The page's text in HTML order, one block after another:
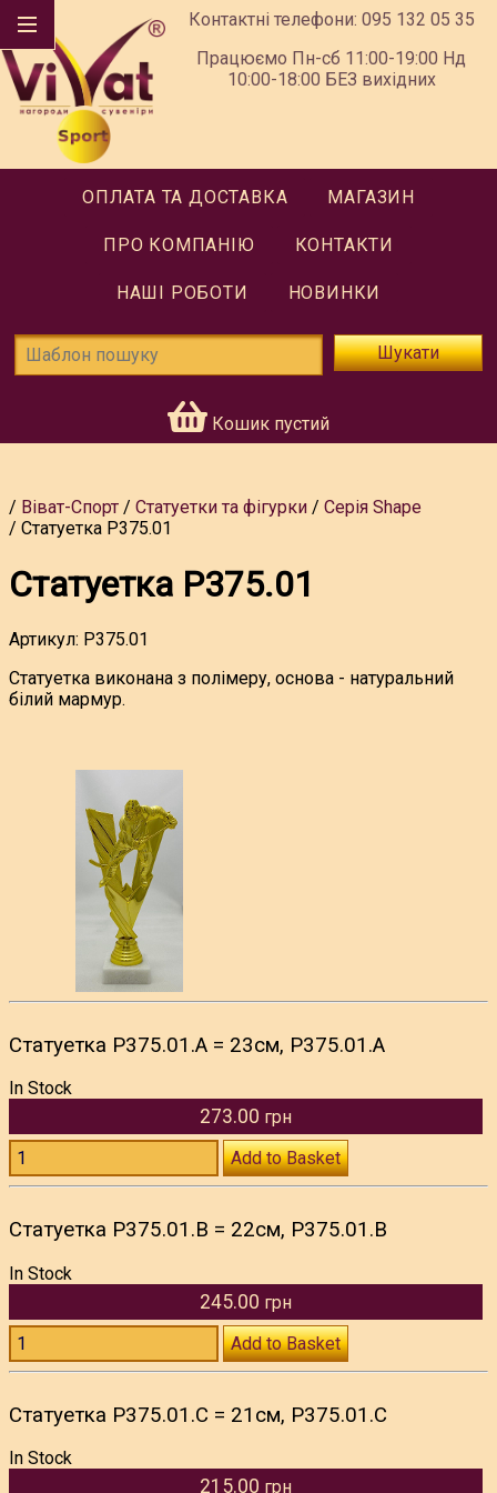
Контактні телефони: 095 132 05 35
Працюємо Пн-сб 11:00-19:00 Нд
10:00-18:00 БЕЗ вихідних
ОПЛАТА ТА ДОСТАВКА МАГАЗИН
ПРО КОМПАНІЮ КОНТАКТИ
НАШІ РОБОТИ НОВИНКИ
Шукати
Кошик пустий
Віват-Спорт Статуетки та фігурки
Серія Shape
Статуетка P375.01
Статуетка P375.01
Артикул: P375.01
Статуетка виконана з полімеру, основа - натуральний
білий мармур.
Статуетка P375.01.A = 23см, P375.01.A
In Stock
273.00 грн
Add to Basket
Статуетка P375.01.B = 22см, P375.01.B
In Stock
245.00 грн
Add to Basket
Статуетка P375.01.C = 21см, P375.01.C
In Stock
215.00 грн